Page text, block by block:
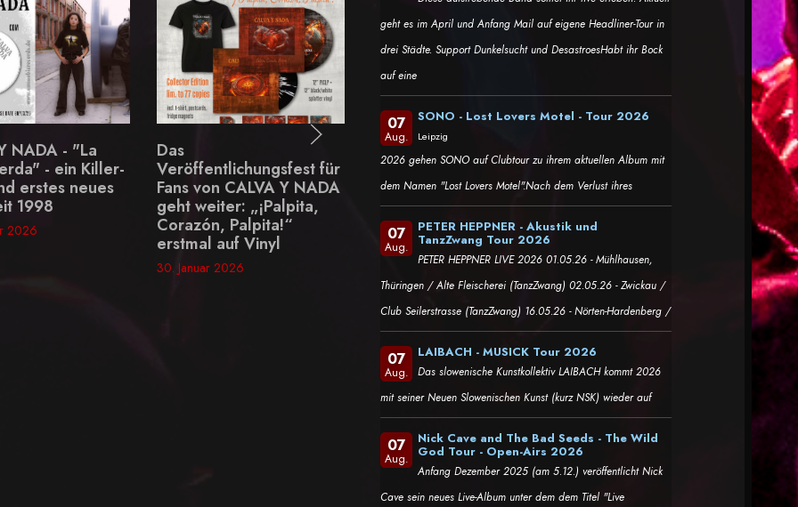
für
CALVA Y NADA
„¡Palpita,
Palpita!“
Motionless In White -
neue Single "Afraid of
the Dark" schlägt voll ein
30. Januar 2026
geht es im April und Anfang Mail auf eigene Headliner-Tour in
drei Städte. Support Dunkelsucht und DesastroesHabt ihr Bock
auf eine
07
Aug.
SONO - Lost Lovers Motel - Tour 2026
Leipzig
2026 gehen SONO auf Clubtour zu ihrem aktuellen Album mit
dem Namen "Lost Lovers Motel".Nach dem Verlust ihres
07
Aug.
PETER HEPPNER - Akustik und
TanzZwang Tour 2026
PETER HEPPNER LIVE 2026 01.05.26 - Mühlhausen,
Thüringen / Alte Fleischerei (TanzZwang) 02.05.26 - Zwickau /
Club Seilerstrasse (TanzZwang) 16.05.26 - Nörten-Hardenberg /
07
Aug.
LAIBACH - MUSICK Tour 2026
Das slowenische Kunstkollektiv LAIBACH kommt 2026
mit seiner Neuen Slowenischen Kunst (kurz NSK) wieder auf
07
Aug.
Nick Cave and The Bad Seeds - The Wild
God Tour - Open-Airs 2026
Anfang Dezember 2025 (am 5.12.) veröffentlicht Nick
Cave sein neues Live-Album unter dem dem Titel "Live